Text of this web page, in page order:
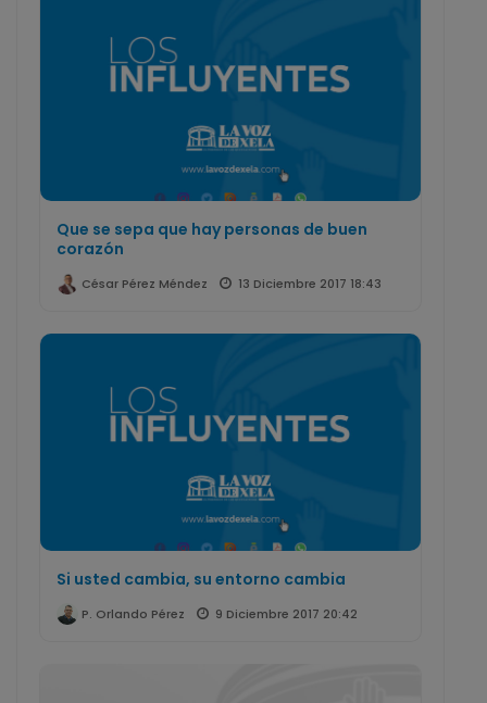
Que se sepa que hay personas de buen
corazón
César Pérez Méndez 13 Diciembre 2017 18:43
Si usted cambia, su entorno cambia
P. Orlando Pérez 9 Diciembre 2017 20:42